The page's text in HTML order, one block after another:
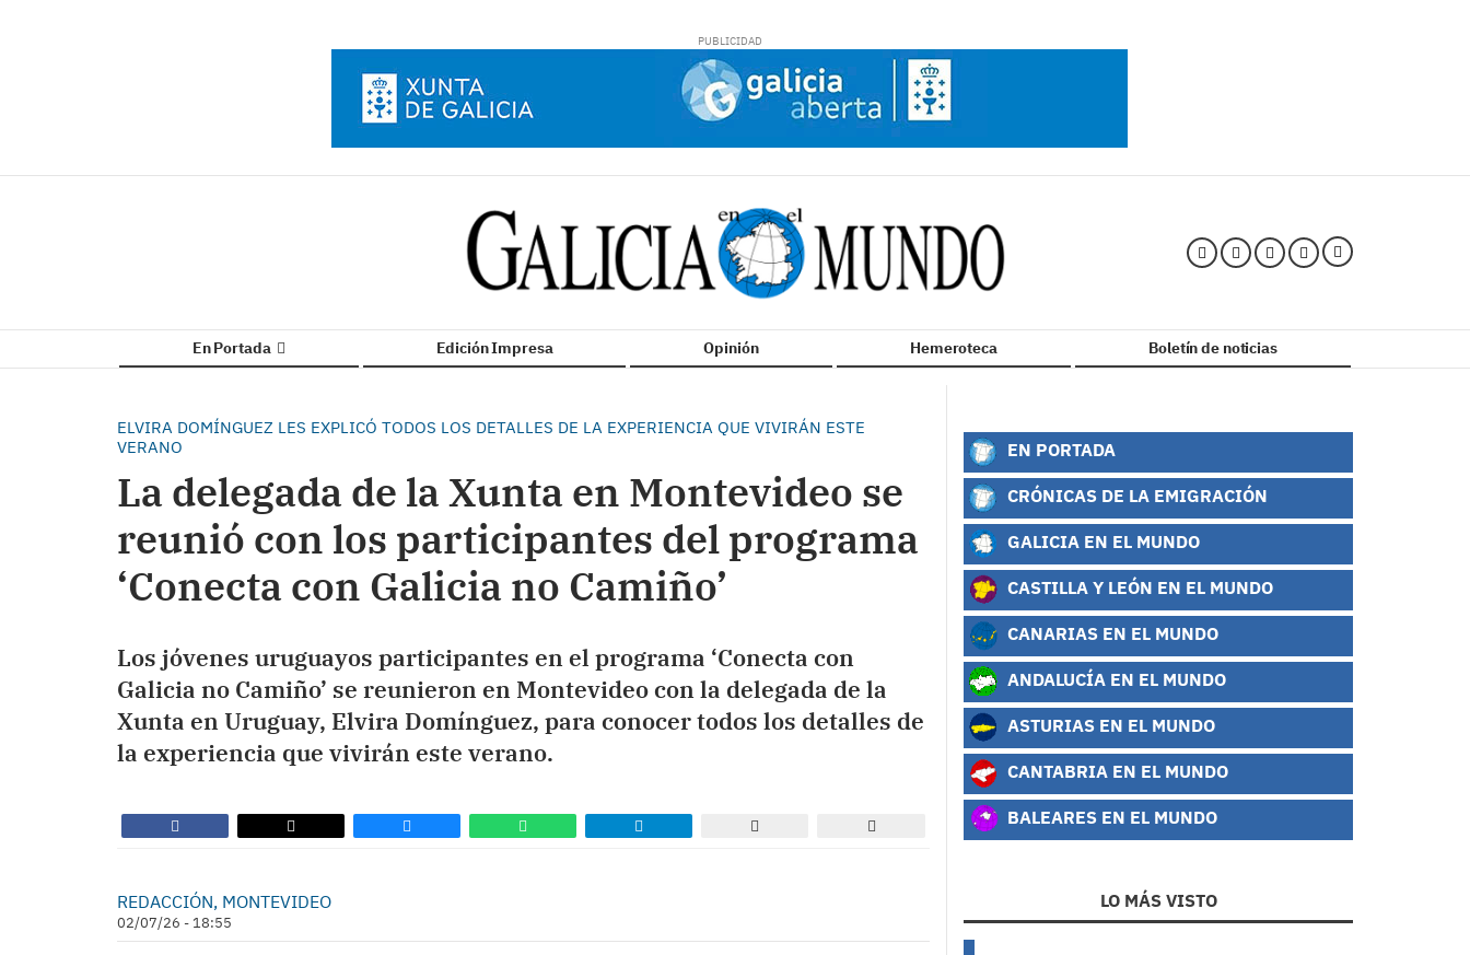
En Portada Edición Impresa Opinión Hemeroteca Boletín de noticias
ELVIRA DOMÍNGUEZ LES EXPLICÓ TODOS LOS DETALLES DE LA EXPERIENCIA QUE VIVIRÁN ESTE
VERANO
La delegada de la Xunta en Montevideo se
reunió con los participantes del programa
‘Conecta con Galicia no Camiño’
Los jóvenes uruguayos participantes en el programa ‘Conecta con
Galicia no Camiño’ se reunieron en Montevideo con la delegada de la
Xunta en Uruguay, Elvira Domínguez, para conocer todos los detalles de
la experiencia que vivirán este verano.
REDACCIÓN, MONTEVIDEO
02/07/26 - 18:55
EN PORTADA
CRÓNICAS DE LA EMIGRACIÓN
GALICIA EN EL MUNDO
CASTILLA Y LEÓN EN EL MUNDO
CANARIAS EN EL MUNDO
ANDALUCÍA EN EL MUNDO
ASTURIAS EN EL MUNDO
CANTABRIA EN EL MUNDO
BALEARES EN EL MUNDO
LO MÁS VISTO